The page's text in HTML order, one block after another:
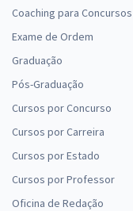
Coaching para Concursos
Exame de Ordem
Graduação
Pós-Graduação
Cursos por Concurso
Cursos por Carreira
Cursos por Estado
Cursos por Professor
Oficina de Redação